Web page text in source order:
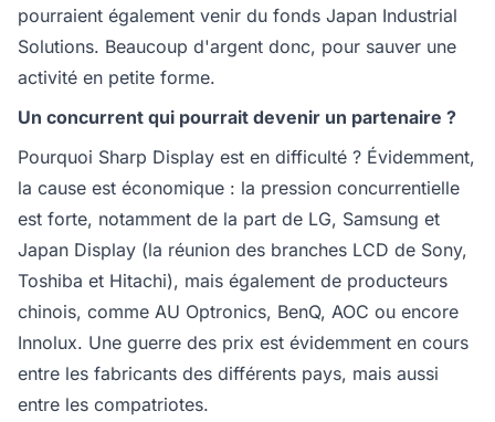
pourraient également venir du fonds Japan Industrial
Solutions. Beaucoup d'argent donc, pour sauver une
activité en petite forme.
Un concurrent qui pourrait devenir un partenaire ?
Pourquoi Sharp Display est en difficulté ? Évidemment,
la cause est économique : la pression concurrentielle
est forte, notamment de la part de LG, Samsung et
Japan Display (la réunion des branches LCD de Sony,
Toshiba et Hitachi), mais également de producteurs
chinois, comme AU Optronics, BenQ, AOC ou encore
Innolux. Une guerre des prix est évidemment en cours
entre les fabricants des différents pays, mais aussi
entre les compatriotes.